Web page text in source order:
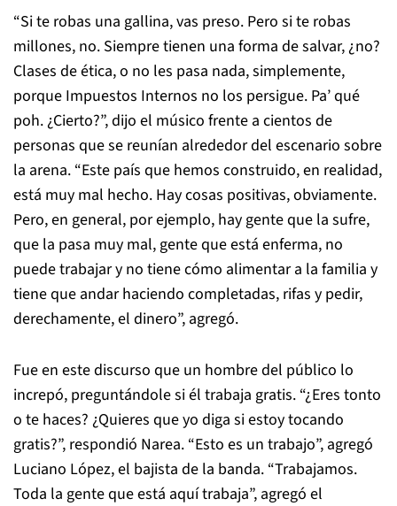
“Si te robas una gallina, vas preso. Pero si te robas
millones, no. Siempre tienen una forma de salvar, ¿no?
Clases de ética, o no les pasa nada, simplemente,
porque Impuestos Internos no los persigue. Pa’ qué
poh. ¿Cierto?”, dijo el músico frente a cientos de
personas que se reunían alrededor del escenario sobre
la arena. “Este país que hemos construido, en realidad,
está muy mal hecho. Hay cosas positivas, obviamente.
Pero, en general, por ejemplo, hay gente que la sufre,
que la pasa muy mal, gente que está enferma, no
puede trabajar y no tiene cómo alimentar a la familia y
tiene que andar haciendo completadas, rifas y pedir,
derechamente, el dinero”, agregó.
Fue en este discurso que un hombre del público lo
increpó, preguntándole si él trabaja gratis. “¿Eres tonto
o te haces? ¿Quieres que yo diga si estoy tocando
gratis?”, respondió Narea. “Esto es un trabajo”, agregó
Luciano López, el bajista de la banda. “Trabajamos.
Toda la gente que está aquí trabaja”, agregó el